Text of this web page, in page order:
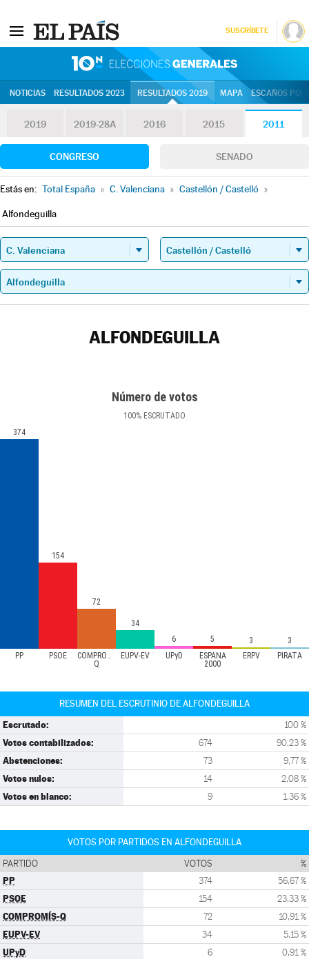
SUSCRÍBETE
NOTICIAS RESULTADOS 2023 RESULTADOS 2019 MAPA ESCAÑOS
2019 2019-28A 2016 2015 2011
CONGRESO SENADO
Estás en: Total España » C. Valenciana » Castellón / Castelló »
Alfondeguilla
ALFONDEGUILLA
Número de votos
100% ESCRUTADO
PP PSOE
COMPROMÍS-
Q
EUPV-EV UPyD
ESPAÑA
2000
ERPV PIRATA
374
154
72
34
6
5 3 3
RESUMEN DEL ESCRUTINIO DE ALFONDEGUILLA
Escrutado: 100 %
Votos contabilizados: 674 90,23 %
Abstenciones: 73 9,77 %
Votos nulos: 14 2,08 %
Votos en blanco: 9 1,36 %
VOTOS POR PARTIDOS EN ALFONDEGUILLA
PARTIDO VOTOS %
PP 374 56,67 %
PSOE 154 23,33 %
COMPROMÍS-Q 72 10,91 %
EUPV-EV 34 5,15 %
UPyD 6 0,91 %